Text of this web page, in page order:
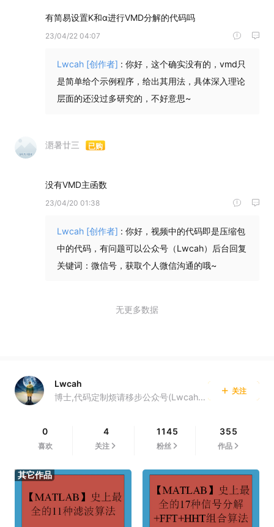
23/04/22 04:07
Lwcah [创作者] :你好，这个确实没有的，vmd只
是简单给个示例程序，给出其用法，具体深入理论
层面的还没过多研究的，不好意思~
滣暑廿三 已购
23/04/20 01:38
Lwcah [创作者] :你好，视频中的代码即是压缩包
中的代码，有问题可以公众号（Lwcah）后台回复
关键词：微信号，获取个人微信沟通的哦~
无更多数据
Lwcah
博士,代码定制烦请移步公众号(Lwcah)获取个人微信~
关注
0
喜欢
4
关注
1145
粉丝
355
作品